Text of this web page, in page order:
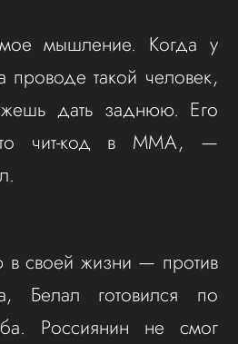
мышление. Когда у
проводе такой человек,
дать заднюю. Его
чит-код в ММА, —
своей жизни — против
Белал готовился по
Россиянин не смог